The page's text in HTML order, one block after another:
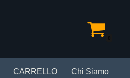
CARRELLO Chi Siamo